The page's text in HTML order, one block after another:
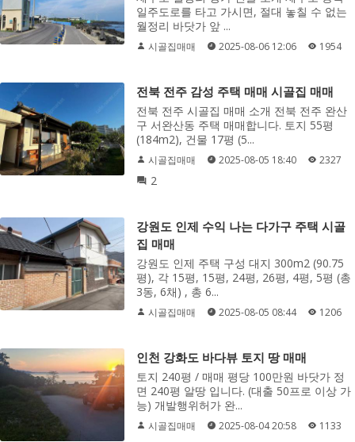
일주도로를 타고 가시면, 절대 놓칠 수 없는
월정리 바닷가 앞 ...
시골집매매 2025-08-06 12:06 1954
전북 전주 감성 주택 매매 시골집 매매
전북 전주 시골집 매매 소개 전북 전주 완산
구 서완산동 주택 매매합니다. 토지 55평
(184m2), 건물 17평 (5...
시골집매매 2025-08-05 18:40 2327
2
강원도 인제 수익 나는 다가구 주택 시골
집 매매
강원도 인제 주택 구성 대지 300m2 (90.75
평), 각 15평, 15평, 24평, 26평, 4평, 5평 (총
3동, 6채) , 총 6...
시골집매매 2025-08-05 08:44 1206
인천 강화도 바다뷰 토지 땅 매매
토지 240평 / 매매 평당 100만원 바닷가 정
면 240평 알땅 입니다. (대출 50프로 이상 가
능) 개발행위허가 완...
시골집매매 2025-08-04 20:58 1133